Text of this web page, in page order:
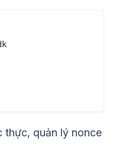
thực, quản lý nonce